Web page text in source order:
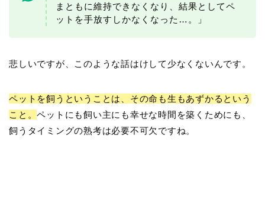
まともに維持できなくなり、結果としてペ
ットを手放すしかなくなった…。」
悲しいですが、このような話はけして少なくないんです。
ペットを飼うということは、その命も生もあずかるという
こと。ペットにも飼い主にも幸せな時間を築くためにも、
飼うタイミングの熟考は必要不可欠ですね。